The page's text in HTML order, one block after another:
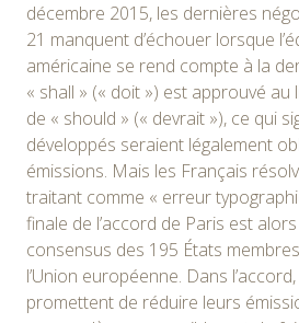
décembre 2015, les dernières
21 manquent d’échouer lorsque
américaine se rend compte à la
« shall » (« doit ») est approuvé au
de « should » (« devrait »), ce qui
développés seraient légalement
émissions. Mais les Français
traitant comme « erreur
finale de l’accord de Paris est
consensus des 195 États
l’Union européenne. Dans
promettent de réduire leurs